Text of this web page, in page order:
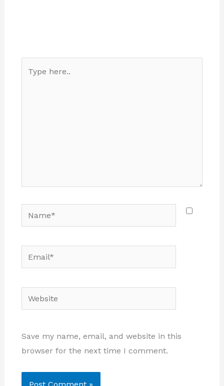
here..
Name*
Email*
Website
Save my name, email, and website in this
browser for the next time I comment.